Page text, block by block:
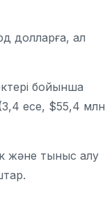
долларға, ал
бойынша
есе, $55,4 млн
және тыныс алу